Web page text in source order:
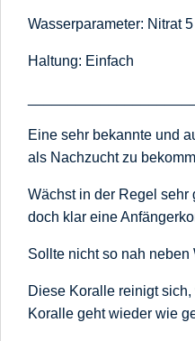
Wasserparameter: Nitrat
Haltung: Einfach
Eine sehr bekannte und
als Nachzucht zu
Wächst in der Regel sehr
doch klar eine
Sollte nicht so nah
Diese Koralle reinigt
Koralle geht wieder wie